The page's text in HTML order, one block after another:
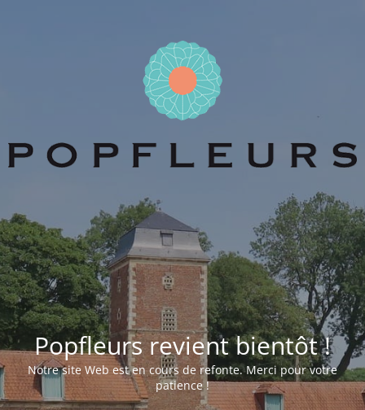
Popfleurs revient bientôt !
Notre site Web est en cours de refonte. Merci pour votre
patience !